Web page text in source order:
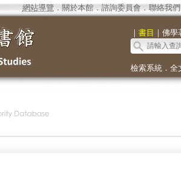
網站導覽 ． 關於本館． 諮詢委員會． 聯絡我們
｜ 書目 ｜ 佛學
檢索系統． 全